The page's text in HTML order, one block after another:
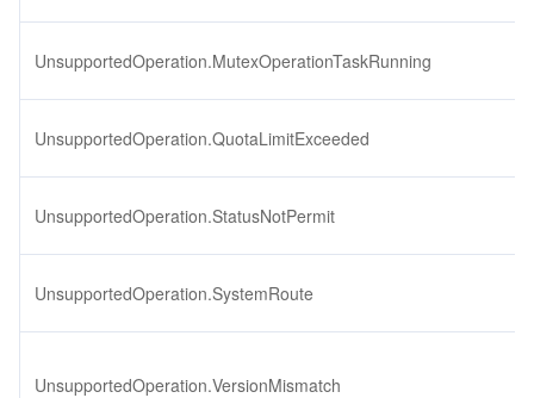
UnsupportedOperation.MutexOperationTaskRunning
UnsupportedOperation.QuotaLimitExceeded
UnsupportedOperation.StatusNotPermit
UnsupportedOperation.SystemRoute
UnsupportedOperation.VersionMismatch